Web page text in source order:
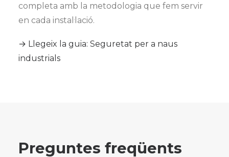
completa amb la metodologia que fem servir
en cada instal·lació.
→ Llegeix la guia: Seguretat per a naus
industrials
Preguntes freqüents